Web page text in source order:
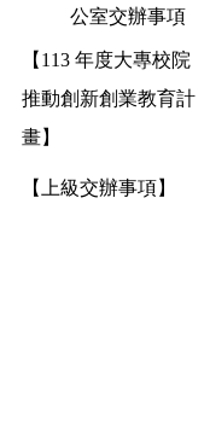
公室交辦事項
【113 年度大專校院
推動創新創業教育計
畫】
【上級交辦事項】